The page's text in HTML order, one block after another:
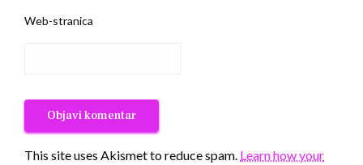
Web-stranica
This site uses Akismet to reduce spam. Learn how your